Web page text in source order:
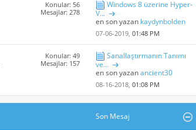
Konular: 56
Mesajlar: 278
Windows 8 üzerine Hyper-
V...
en son yazan kaydynbolden
07-06-2019, 01:48 PM
Konular: 49
Mesajlar: 157
Sanallaştırmanın Tanımı
ve...
en son yazanancient30
08-16-2018, 01:08 PM
Son Mesaj